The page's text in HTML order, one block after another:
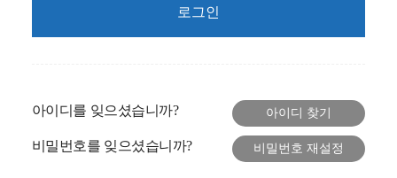
아이디를 잊으셨습니까?
비밀번호를 잊으셨습니까?